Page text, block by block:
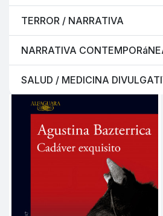
TERROR / NARRATIVA
NARRATIVA
SALUD / MEDICINA